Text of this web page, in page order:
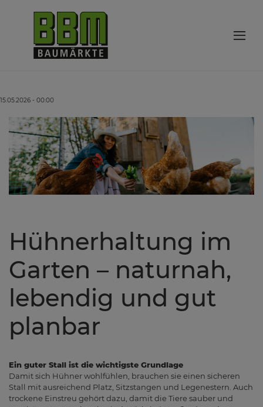
15.05.2026 - 00:00
Hühnerhaltung im
Garten – naturnah,
lebendig und gut
planbar
Ein guter Stall ist die wichtigste Grundlage
Damit sich Hühner wohlfühlen, brauchen sie einen sicheren
Stall mit ausreichend Platz, Sitzstangen und Legenestern. Auch
trockene Einstreu gehört dazu, damit die Tiere sauber und